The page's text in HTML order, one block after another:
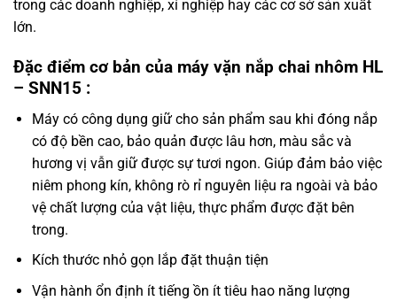
trong các doanh nghiệp, xí nghiệp hay các cơ sở sản xuất
lớn.
Đặc điểm cơ bản của máy vặn nắp chai nhôm HL
– SNN15 :
Máy có công dụng giữ cho sản phẩm sau khi đóng nắp
có độ bền cao, bảo quản được lâu hơn, màu sắc và
hương vị vẫn giữ được sự tươi ngon. Giúp đảm bảo việc
niêm phong kín, không rò rỉ nguyên liệu ra ngoài và bảo
vệ chất lượng của vật liệu, thực phẩm được đặt bên
trong.
Kích thước nhỏ gọn lắp đặt thuận tiện
Vận hành ổn định ít tiếng ồn ít tiêu hao năng lượng